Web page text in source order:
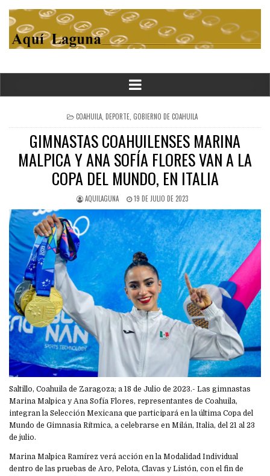
POSTED
IN
COAHUILA, DEPORTE, GOBIERNO DE COAHUILA
GIMNASTAS COAHUILENSES MARINA
MALPICA Y ANA SOFÍA FLORES VAN A LA
COPA DEL MUNDO, EN ITALIA
AQUILAGUNA 19 DE JULIO DE 2023
Saltillo, Coahuila de Zaragoza; a 18 de Julio de 2023.- Las gimnastas
Marina Malpica y Ana Sofía Flores, representantes de Coahuila,
integran la Selección Mexicana que participará en la última Copa del
Mundo de Gimnasia Rítmica, a celebrarse en Milán, Italia, del 21 al 23
de julio.
Marina Malpica Ramírez verá acción en la Modalidad Individual
dentro de las pruebas de Aro, Pelota, Clavas y Listón, con el fin de